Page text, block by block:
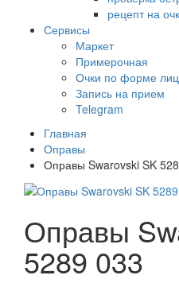
рецепт на
Сервисы
Маркет
Примерочная
Очки по форме
Запись на прием
Telegram
Главная
Оправы
Оправы Swarovski SK
Оправы
5289 033